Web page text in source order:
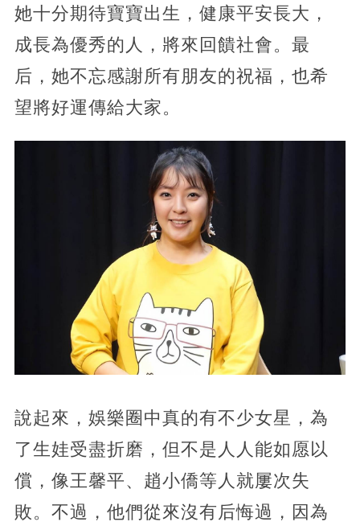
她十分期待寶寶出生，健康平安長大，
成長為優秀的人，將來回饋社會。最
后，她不忘感謝所有朋友的祝福，也希
望將好運傳給大家。
說起來，娛樂圈中真的有不少女星，為
了生娃受盡折磨，但不是人人能如愿以
償，像王馨平、趙小僑等人就屢次失
敗。不過，他們從來沒有后悔過，因為